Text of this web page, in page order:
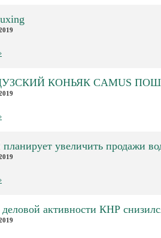
КОНЬЯК CAMUS
увеличить продажи
активности КНР